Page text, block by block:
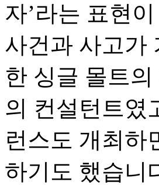
자’라는 표현
사건과 사고가
한 싱글 몰트
의 컨설턴트였
런스도 개최하
하기도 했습니